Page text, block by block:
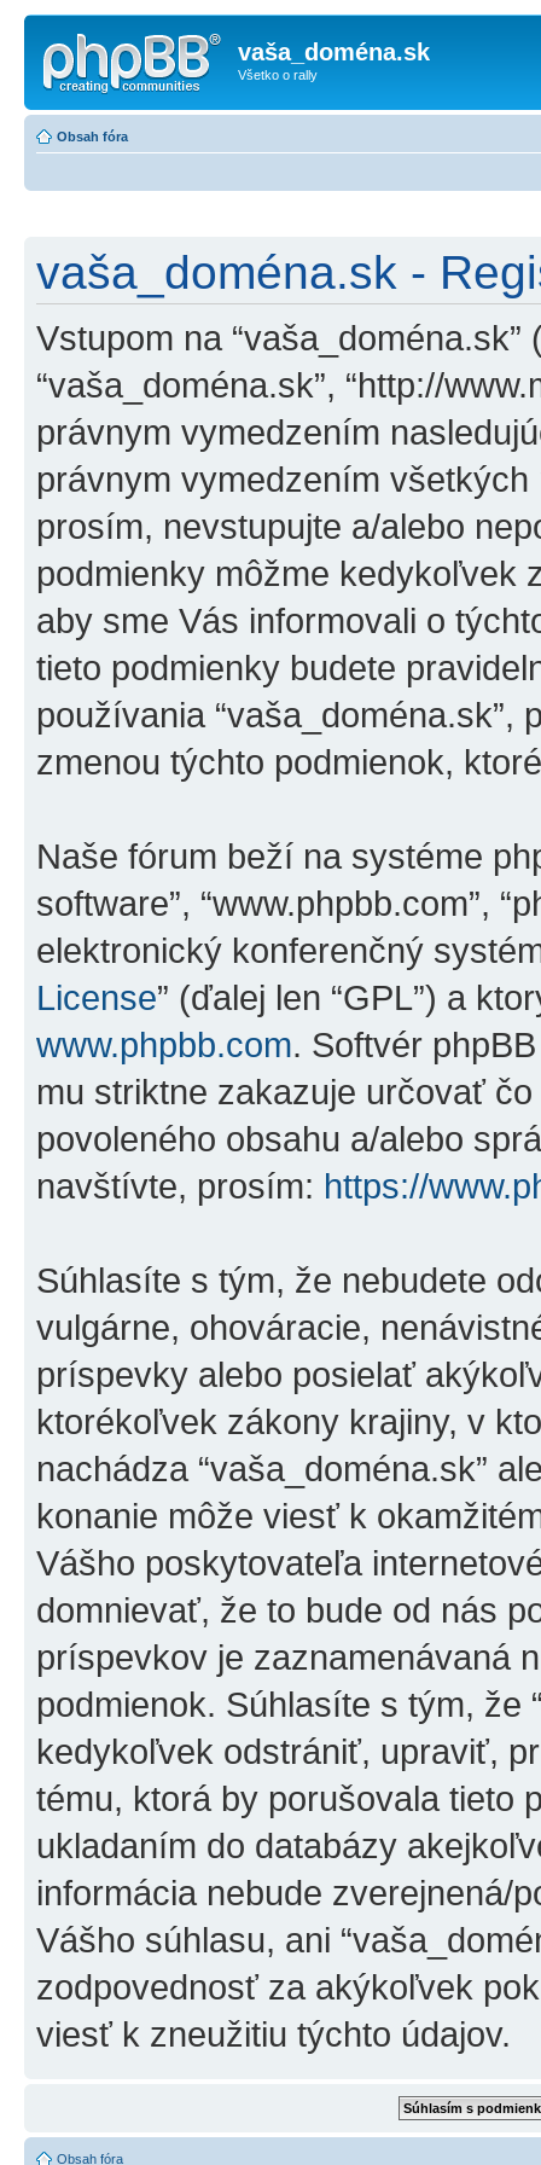
vaša_doména.sk
Všetko o rally
Obsah fóra
vaša_doména.sk -
Vstupom na “vaša_doména.sk”
“vaša_doména.sk”, “http://
právnym vymedzením
právnym vymedzením
prosím, nevstupujte a/alebo
podmienky môžme kedykoľvek
aby sme Vás informovali o
tieto podmienky budete
používania
zmenou týchto podmienok,
Naše fórum beží na systéme
software”, “www.phpbb.com”,
elektronický konferenčný
License” (ďalej len “GPL”) a
www.phpbb.com. Softvér
mu striktne zakazuje určovať
povoleného obsahu a/alebo
navštívte, prosím: https://
Súhlasíte s tým, že nebudete
vulgárne, ohováracie,
príspevky alebo posielať
ktorékoľvek zákony krajiny, v
nachádza “vaša_doména.sk”
konanie môže viesť k
Vášho poskytovateľa
domnievať, že to bude od nás
príspevkov je zaznamenávaná
podmienok. Súhlasíte s tým, že
kedykoľvek odstrániť, upraviť,
tému, ktorá by porušovala tieto
ukladaním do databázy
informácia nebude zverejnená/
Vášho súhlasu, ani
zodpovednosť za akýkoľvek
viesť k zneužitiu týchto údajov.
Obsah fóra